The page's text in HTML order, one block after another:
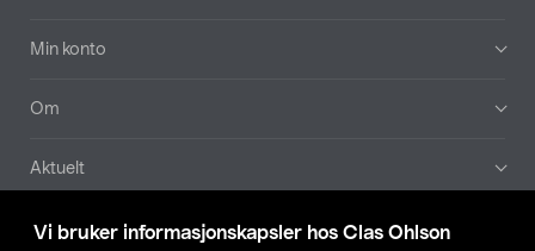
Vi bruker informasjonskapsler hos Clas Ohlson
Min konto
Om
Aktuelt
Våre selskaper